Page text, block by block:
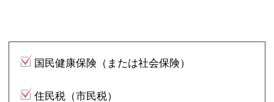
国民健康保険（または社会保険）
住民税（市民税）